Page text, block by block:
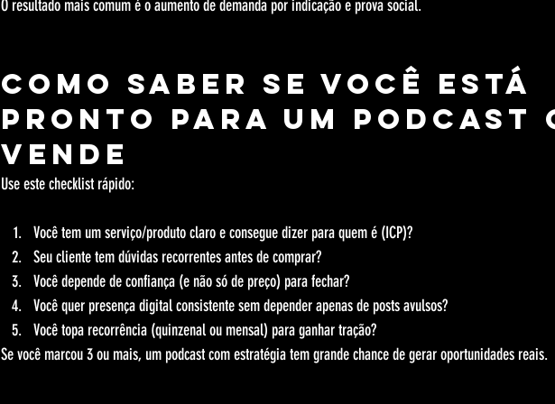
O resultado mais comum é o aumento de demanda por indicação e prova social.
Como saber se você está
pronto para um podcast
vende
Use este checklist rápido:
Você tem um serviço/produto claro e consegue dizer para quem é (ICP)?
Seu cliente tem dúvidas recorrentes antes de comprar?
Você depende de confiança (e não só de preço) para fechar?
Você quer presença digital consistente sem depender apenas de posts avulsos?
Você topa recorrência (quinzenal ou mensal) para ganhar tração?
Se você marcou 3 ou mais, um podcast com estratégia tem grande chance de gerar oportunidades reais.